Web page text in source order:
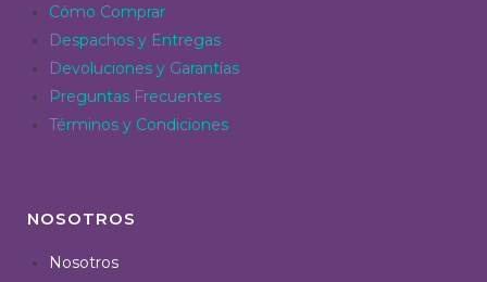
Cómo Comprar
Despachos y Entregas
Devoluciones y Garantías
Preguntas Frecuentes
Términos y Condiciones
NOSOTROS
Nosotros